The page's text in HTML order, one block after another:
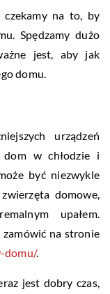
czekamy na to, by
Spędzamy dużo
jest, aby jak
domu.
urządzeń
w chłodzie i
być niezwykle
domowe,
upałem.
zamówić na stronie
domu/.
jest dobry czas,